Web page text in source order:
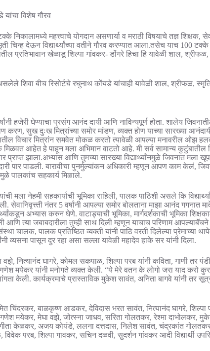
यांचा विशेष गौरव
महत्त्वाचे योगदान असणार्या व मराठी विषयाचे तज्ञ शिक्षक,
चिन्ह देऊन विद्यार्थ्यांच्या वतीने गौरव करण्यात आला.तसेच याच 100 टक्के
प्रतिभावान खेळाडू शिल्पा गांवकर- डोंगरे हिचा हि यावेळी शाल,
शिवा बीच रिसोर्टचे रघुनाथ कोंयडे यांचाही यावेळी शाल, श्रीफळ,
हजेरी घेण्याचा प्रसंग आनंद दायी आणि नाविन्यपूर्ण होता. शालेय
करण, सुख दुःख मित्रांच्या समोर मांडण, व्यक्त होण याच्या सारख्या
विचार मित्रांन समवेत मोकळ करतो त्यावेळी आपल्या मनावरील ओझ
मिळवत आहेत हे पाहून मला अभिमान वाटतो आहे. मी सर्व सामान्य कुटुंबातील
प्राप्त झाला.अभ्यास आणि तुमच्या सारख्या विद्यार्थ्यांनमुळे जिवनात मला
पार पाडली. बारावीचा पुनर्मुल्यांकन अधिकारी म्हणून आपण काम केलं,
पालकांच सहकार्य मिळाले.
मला नेहमी सहकार्याची भूमिका राहिली, पालक पाठिशी असले कि
सेवानिवृत्त्ती नंतर 5 वर्षांनी आपल्या समोर बोलताना माझा आनंद गगनात
अभ्यास करुन घेणे. वाटाड्याची भूमिका, मार्गदर्शकाची भूमिका
आणि त्या जबाबदारीला तुम्ही साथ दिली म्हणून याचाच परिणाम
चालक, पालक प्रतिष्ठित व्यक्ती यांनी पाठि वरती दिलेल्या प्रेमाच्या
व्यसना पासून दुर रहा असा सल्ला यावेळी महादेव हाके सर यांनी दिला‌.
वझे, नित्यानंद घागरे, कोमल सकपाळ, शिल्पा परब यांनी कविता, गाणी तर
मयेकर यांनी मनोगते व्यक्त केली. “ये मेरे वतन के लोगो जरा याद करो
केली. कार्यक्रमाचे प्रास्ताविक मुकेश सावंत, अनिता बागवे यांनी तर
चिंदरकर, बाळकृष्ण आडकर, देविदास भरत सावंत, नित्यानंद घागरे, शिल्पा
मयेकर, मेघा वझे, जोत्स्ना जाधव, सरिता गोलतकर, रेश्मा दाभोलकर,
केळकर, अजय कोयंडे, ललना दत्तदास, निलेश सावंत, चंद्रकांत
परब, शिल्पा गावकर, सचिन दळवी, सुदर्शन गांवकर आदी विद्यार्थी